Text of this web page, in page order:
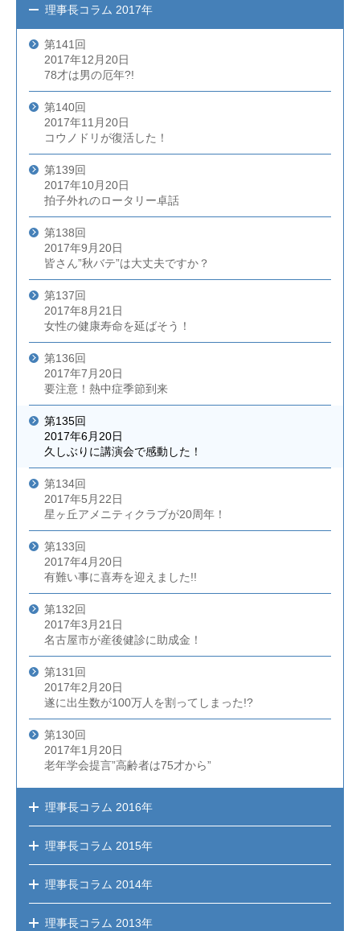
理事長コラム 2017年
第141回
2017年12月20日
78才は男の厄年?!
第140回
2017年11月20日
コウノドリが復活した！
第139回
2017年10月20日
拍子外れのロータリー卓話
第138回
2017年9月20日
皆さん”秋バテ”は大丈夫ですか？
第137回
2017年8月21日
女性の健康寿命を延ばそう！
第136回
2017年7月20日
要注意！熱中症季節到来
第135回
2017年6月20日
久しぶりに講演会で感動した！
第134回
2017年5月22日
星ヶ丘アメニティクラブが20周年！
第133回
2017年4月20日
有難い事に喜寿を迎えました!!
第132回
2017年3月21日
名古屋市が産後健診に助成金！
第131回
2017年2月20日
遂に出生数が100万人を割ってしまった!?
第130回
2017年1月20日
老年学会提言”高齢者は75才から”
理事長コラム 2016年
理事長コラム 2015年
理事長コラム 2014年
理事長コラム 2013年